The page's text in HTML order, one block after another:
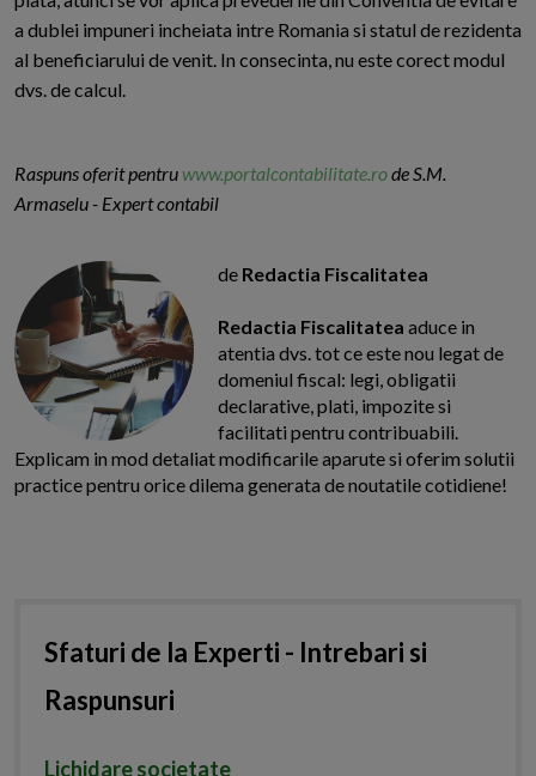
a dublei impuneri incheiata intre Romania si statul de rezidenta
al beneficiarului de venit. In consecinta, nu este corect modul
dvs. de calcul.
Raspuns oferit pentru www.portalcontabilitate.rode S.M.
Armaselu - Expert contabil
de Redactia Fiscalitatea
Redactia Fiscalitatea aduce in
atentia dvs. tot ce este nou legat de
domeniul fiscal: legi, obligatii
declarative, plati, impozite si
facilitati pentru contribuabili.
Explicam in mod detaliat modificarile aparute si oferim solutii
practice pentru orice dilema generata de noutatile cotidiene!
Sfaturi de la Experti - Intrebari si
Raspunsuri
Lichidare societate